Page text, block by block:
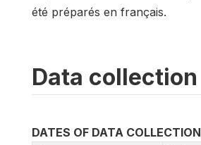
été préparés en français.
Data collection
DATES OF DATA COLLECTION